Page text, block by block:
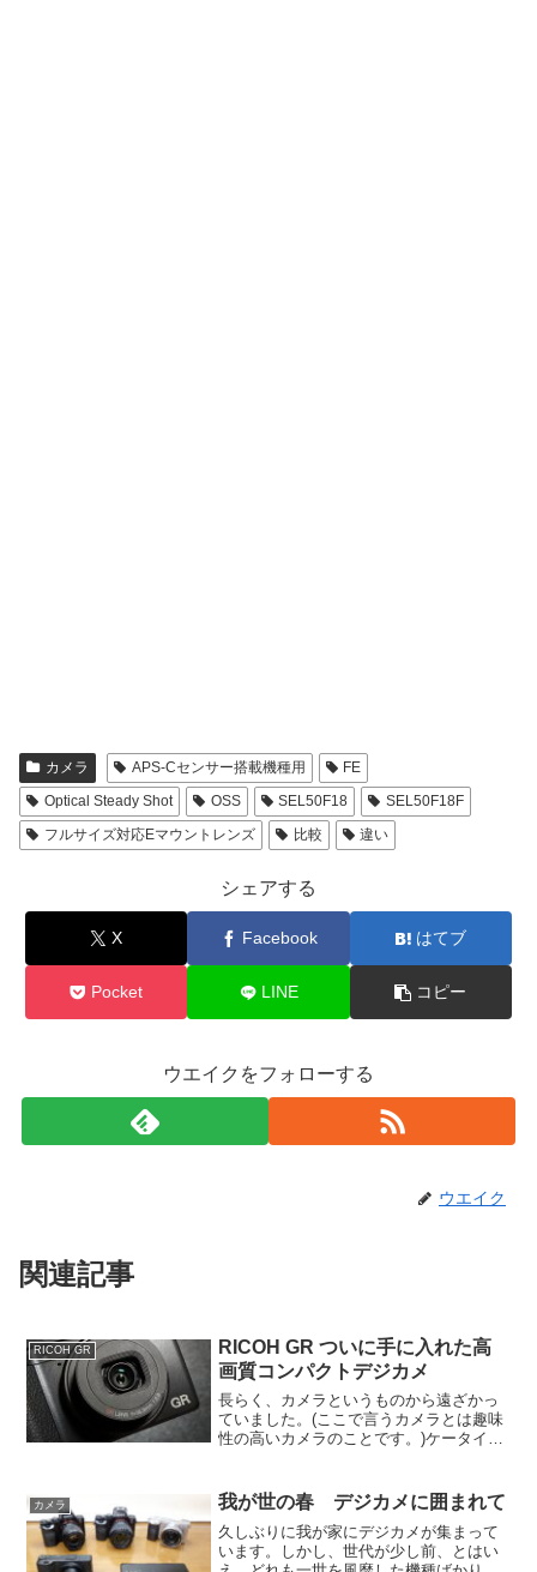
カメラ APS-Cセンサー搭載機種用
FE
Optical Steady Shot
OSS SEL50F18
SEL50F18F
フルサイズ対応Eマウントレンズ
比較 違い
シェアする
X Facebook はてブ
Pocket LINE コピー
ウエイクをフォローする
ウエイク
関連記事
RICOH GR
RICOH GR ついに手に入れた高
画質コンパクトデジカメ
長らく、カメラというものから遠ざかっ
ていました。(ここで言うカメラとは趣味
性の高いカメラのことです。)ケータイカ
メラがほぼ必要なくなってしまったこと
が原因です。もちろん...
カメラ 我が世の春 デジカメに囲まれて
久しぶりに我が家にデジカメが集まって
います。しかし、世代が少し前、とはい